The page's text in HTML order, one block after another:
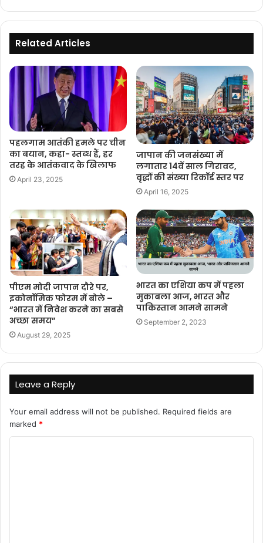
Related Articles
पहलगाम आतंकी हमले पर चीन
का बयान, कहा- स्तब्ध हैं, हर
तरह के आतंकवाद के खिलाफ
April 23, 2025
जापान की जनसंख्या में
लगातार 14वें साल गिरावट,
वृद्धों की संख्या रिकॉर्ड स्तर पर
April 16, 2025
पीएम मोदी जापान दौरे पर,
इकोनॉमिक फोरम में बोले –
“भारत में निवेश करने का सबसे
अच्छा समय”
August 29, 2025
भारत का एशिया कप में पहला
मुकाबला आज, भारत और
पाकिस्तान आमने सामने
September 2, 2023
Leave a Reply
Your email address will not be published. Required fields are
marked *